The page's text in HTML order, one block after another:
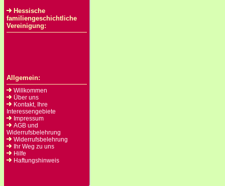
Hessische
familiengeschichtliche
Vereinigung:
Allgemein:
Willkommen
Über uns
Kontakt, Ihre
Interessengebiete
Impressum
AGB und
Widerrufsbelehrung
Widerrufsbelehrung
Ihr Weg zu uns
Hilfe
Haftungshinweis